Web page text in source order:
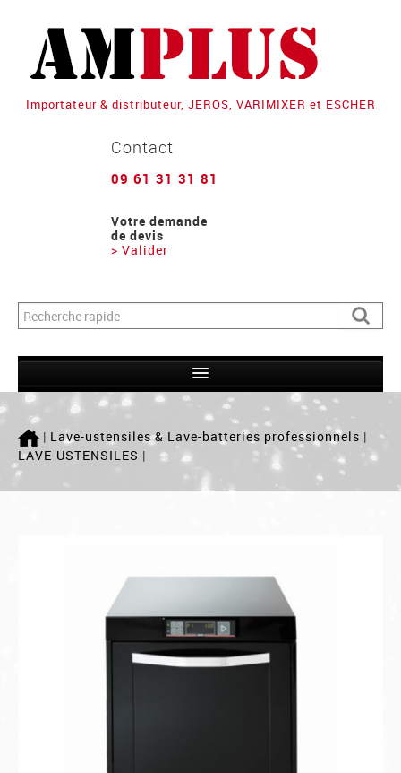
Importateur & distributeur, JEROS, VARIMIXER et ESCHER
Contact
09 61 31 31 81
Votre demande
de devis
> Valider
Formulaire de recherche
ACCUEIL
LAVERIE
PETRINS
Qui sommes nous ?
| Lave-ustensiles & Lave-batteries professionnels |
LAVE-USTENSILES |